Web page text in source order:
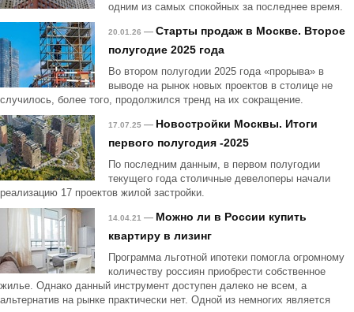
одним из самых спокойных за последнее время.
20.01.26 — Старты продаж в Москве. Второе
полугодие 2025 года
Во втором полугодии 2025 года «прорыва» в
выводе на рынок новых проектов в столице не
случилось, более того, продолжился тренд на их сокращение.
17.07.25 — Новостройки Москвы. Итоги
первого полугодия -2025
По последним данным, в первом полугодии
текущего года столичные девелоперы начали
реализацию 17 проектов жилой застройки.
14.04.21 — Можно ли в России купить
квартиру в лизинг
Программа льготной ипотеки помогла огромному
количеству россиян приобрести собственное
жилье. Однако данный инструмент доступен далеко не всем, а
альтернатив на рынке практически нет. Одной из немногих является